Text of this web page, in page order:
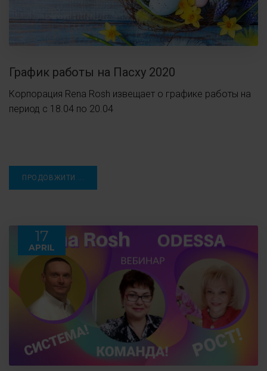
График работы на Пасху 2020
Корпорация Rena Rosh извещает о графике работы на
период с 18.04 по 20.04
ПРОДОВЖИТИ ...
17
APRIL